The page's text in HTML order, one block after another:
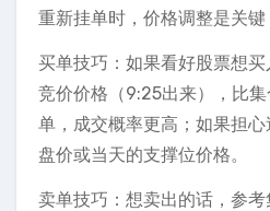
重新挂单时，价格调整是关键
买单技巧：如果看好股票想
竞价价格（9:25出来），比
单，成交概率更高；如果担
盘价或当天的支撑位价格。
卖单技巧：想卖出的话，参